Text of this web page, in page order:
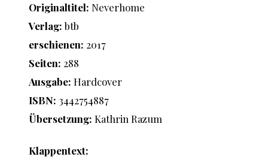
Originaltitel: Neverhome
Verlag:btb
erschienen: 2017
Seiten: 288
Ausgabe: Hardcover
ISBN: 3442754887
Übersetzung: Kathrin Razum
Klappentext: